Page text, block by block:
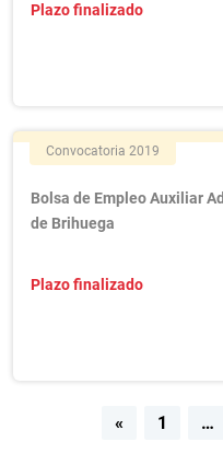
Plazo finalizado
Convocatoria 2019
Bolsa de Empleo Auxiliar
de Brihuega
Plazo finalizado
Navegación
« 1 …